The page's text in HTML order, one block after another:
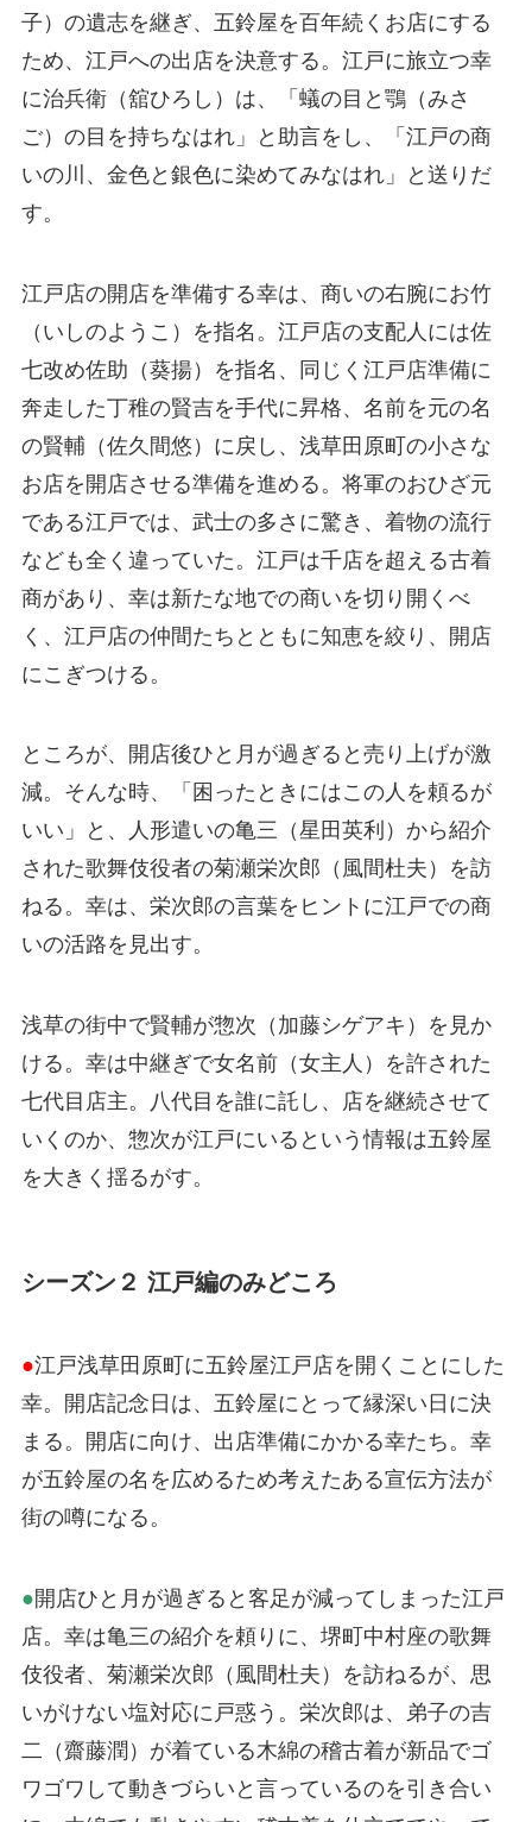
子）の遺志を継ぎ、五鈴屋を百年続くお店にする
ため、江戸への出店を決意する。江戸に旅立つ幸
に治兵衛（舘ひろし）は、「蟻の目と鶚（みさ
ご）の目を持ちなはれ」と助言をし、「江戸の商
いの川、金色と銀色に染めてみなはれ」と送りだ
す。
江戸店の開店を準備する幸は、商いの右腕にお竹
（いしのようこ）を指名。江戸店の支配人には佐
七改め佐助（葵揚）を指名、同じく江戸店準備に
奔走した丁稚の賢吉を手代に昇格、名前を元の名
の賢輔（佐久間悠）に戻し、浅草田原町の小さな
お店を開店させる準備を進める。将軍のおひざ元
である江戸では、武士の多さに驚き、着物の流行
なども全く違っていた。江戸は千店を超える古着
商があり、幸は新たな地での商いを切り開くべ
く、江戸店の仲間たちとともに知恵を絞り、開店
にこぎつける。
ところが、開店後ひと月が過ぎると売り上げが激
減。そんな時、「困ったときにはこの人を頼るが
いい」と、人形遣いの亀三（星田英利）から紹介
された歌舞伎役者の菊瀬栄次郎（風間杜夫）を訪
ねる。幸は、栄次郎の言葉をヒントに江戸での商
いの活路を見出す。
浅草の街中で賢輔が惣次（加藤シゲアキ）を見か
ける。幸は中継ぎで女名前（女主人）を許された
七代目店主。八代目を誰に託し、店を継続させて
いくのか、惣次が江戸にいるという情報は五鈴屋
を大きく揺るがす。
シーズン２ 江戸編のみどころ
●江戸浅草田原町に五鈴屋江戸店を開くことにした
幸。開店記念日は、五鈴屋にとって縁深い日に決
まる。開店に向け、出店準備にかかる幸たち。幸
が五鈴屋の名を広めるため考えたある宣伝方法が
街の噂になる。
●開店ひと月が過ぎると客足が減ってしまった江戸
店。幸は亀三の紹介を頼りに、堺町中村座の歌舞
伎役者、菊瀬栄次郎（風間杜夫）を訪ねるが、思
いがけない塩対応に戸惑う。栄次郎は、弟子の吉
二（齋藤潤）が着ている木綿の稽古着が新品でゴ
ワゴワして動きづらいと言っているのを引き合い